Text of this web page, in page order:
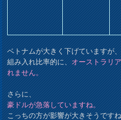
ベトナムが大きく下げていますが
組み入れ比率的に、オーストラリ
れません。
さらに、
豪ドルが急落していますね。
こっちの方が影響が大きそうです